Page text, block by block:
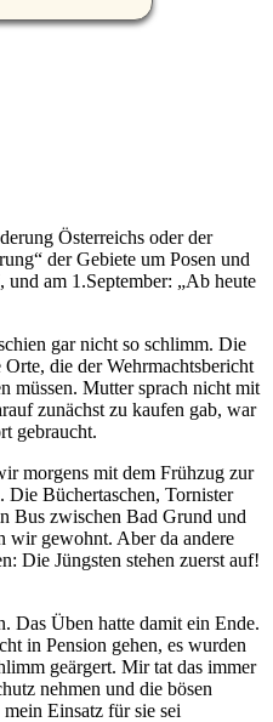
Österreichs oder der
der Gebiete um Posen und
, und am 1.September:
Ab heute
gar nicht so schlimm. Die
die der Wehrmachtsbericht
müssen. Mutter sprach nicht mit
zunächst zu kaufen gab, war
gebraucht.
morgens mit dem Frühzug zur
Die Büchertaschen, Tornister
Bus zwischen Bad Grund und
wir gewohnt. Aber da andere
Die Jüngsten stehen zuerst auf!
Das Üben hatte damit ein Ende.
in Pension gehen, es wurden
geärgert. Mir tat das immer
nehmen und die bösen
Einsatz für sie sei